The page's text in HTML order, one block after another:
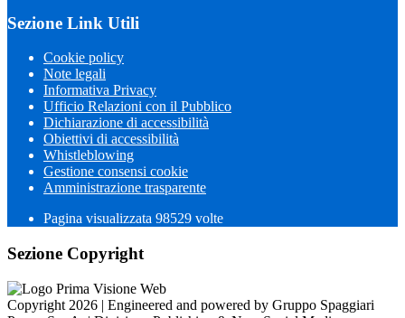
Sezione Link Utili
Cookie policy
Note legali
Informativa Privacy
Ufficio Relazioni con il Pubblico
Dichiarazione di accessibilità
Obiettivi di accessibilità
Whistleblowing
Gestione consensi cookie
Amministrazione trasparente
Pagina visualizzata 98529 volte
Sezione Copyright
Copyright 2026 | Engineered and powered by Gruppo Spaggiari